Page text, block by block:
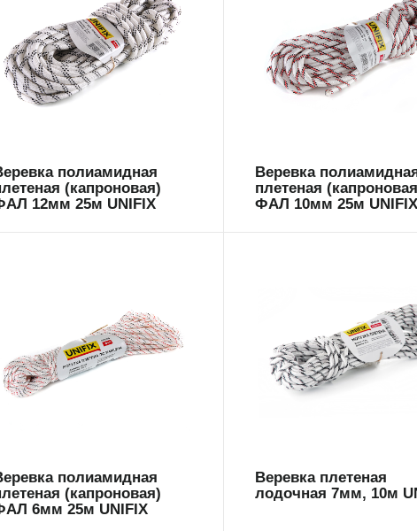
полиамидная
(капроновая)
12мм 25м UNIFIX
699609
Веревка
плетеная
ФАЛ 10мм 25м UNIFIX
699608
полиамидная
(капроновая)
6мм 25м UNIFIX
699606
Веревка плетеная
лодочная 7мм, 10м
699597